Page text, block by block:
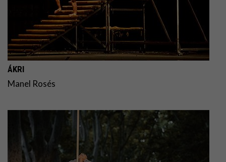
ÁKRI
Manel Rosés